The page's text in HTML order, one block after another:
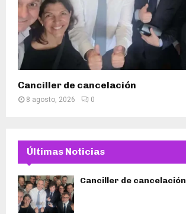
Canciller de cancelación
8 agosto, 2026 0
Últimas Noticias
Canciller de cancelación